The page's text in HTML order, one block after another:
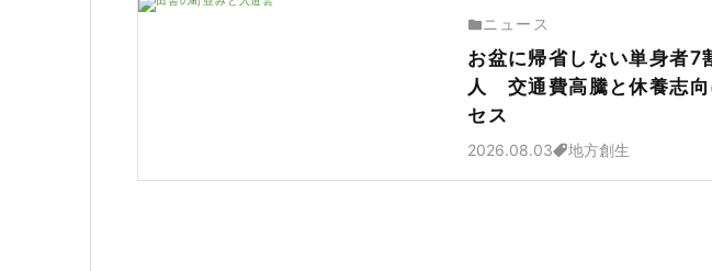
ニュース
お盆に帰省しない単身者7
人 交通費高騰と休養志向
セス
2026.08.03 地方創生